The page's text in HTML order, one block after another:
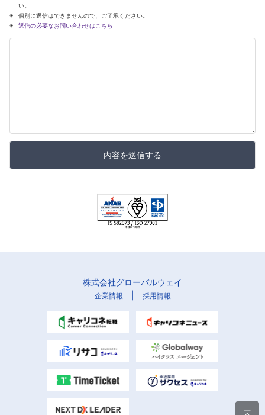
い。
個別に返信はできませんので、ご了承ください。
返信の必要なお問い合わせはこちら
内容を送信する
株式会社グローバルウェイ
企業情報 採用情報